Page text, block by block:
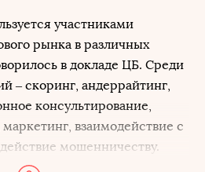
участниками
рынка в различных
в докладе ЦБ. Среди
– скоринг, андеррайтинг,
консультирование,
взаимодействие с
мошенничеству.